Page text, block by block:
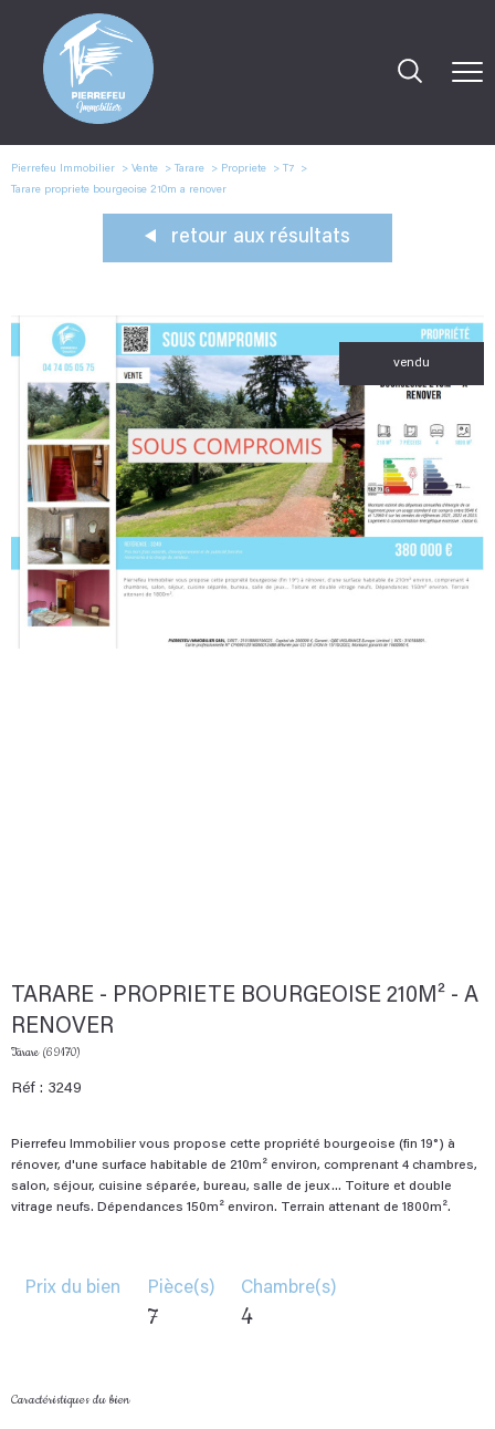
Pierrefeu Immobilier Vente Tarare Propriete
T7
Tarare propriete bourgeoise 210m a renover
retour aux résultats
vendu
TARARE - PROPRIETE BOURGEOISE 210M² - A
RENOVER
Tarare (69170)
Réf : 3249
Pierrefeu Immobilier vous propose cette propriété bourgeoise (fin 19°) à
rénover, d'une surface habitable de 210m² environ, comprenant 4 chambres,
salon, séjour, cuisine séparée, bureau, salle de jeux... Toiture et double
vitrage neufs. Dépendances 150m² environ. Terrain attenant de 1800m².
Prix du bien Pièce(s)
7
Chambre(s)
4
Caractéristiques du bien